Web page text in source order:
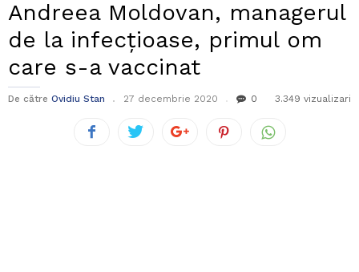
Andreea Moldovan, managerul
de la infecțioase, primul om
care s-a vaccinat
De către Ovidiu Stan 27 decembrie 2020 0 3.349 vizualizari